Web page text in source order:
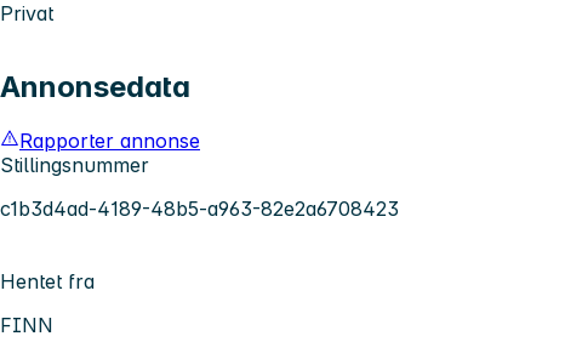
Privat
Annonsedata
Rapporter annonse
Stillingsnummer
c1b3d4ad-4189-48b5-a963-82e2a6708423
Hentet fra
FINN